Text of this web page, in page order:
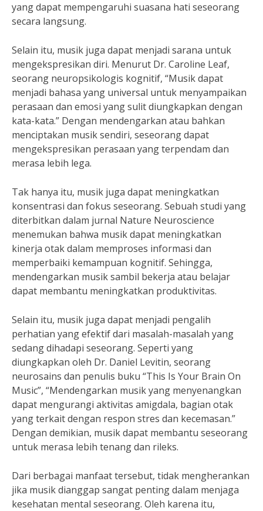
yang dapat mempengaruhi suasana hati seseorang
secara langsung.
Selain itu, musik juga dapat menjadi sarana untuk
mengekspresikan diri. Menurut Dr. Caroline Leaf,
seorang neuropsikologis kognitif, “Musik dapat
menjadi bahasa yang universal untuk menyampaikan
perasaan dan emosi yang sulit diungkapkan dengan
kata-kata.” Dengan mendengarkan atau bahkan
menciptakan musik sendiri, seseorang dapat
mengekspresikan perasaan yang terpendam dan
merasa lebih lega.
Tak hanya itu, musik juga dapat meningkatkan
konsentrasi dan fokus seseorang. Sebuah studi yang
diterbitkan dalam jurnal Nature Neuroscience
menemukan bahwa musik dapat meningkatkan
kinerja otak dalam memproses informasi dan
memperbaiki kemampuan kognitif. Sehingga,
mendengarkan musik sambil bekerja atau belajar
dapat membantu meningkatkan produktivitas.
Selain itu, musik juga dapat menjadi pengalih
perhatian yang efektif dari masalah-masalah yang
sedang dihadapi seseorang. Seperti yang
diungkapkan oleh Dr. Daniel Levitin, seorang
neurosains dan penulis buku “This Is Your Brain On
Music”, “Mendengarkan musik yang menyenangkan
dapat mengurangi aktivitas amigdala, bagian otak
yang terkait dengan respon stres dan kecemasan.”
Dengan demikian, musik dapat membantu seseorang
untuk merasa lebih tenang dan rileks.
Dari berbagai manfaat tersebut, tidak mengherankan
jika musik dianggap sangat penting dalam menjaga
kesehatan mental seseorang. Oleh karena itu,